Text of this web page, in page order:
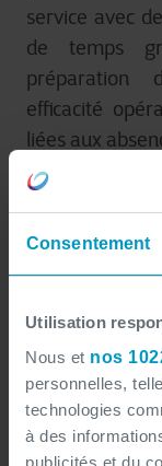
Consentement
Utilisation
Nous et nos
personnelles,
technologies
à des
publicités et du
service avec
de temps
préparation
efficacité
liées aux
L’après-
Dans un
différence
l’acquisition
chaque
agentique